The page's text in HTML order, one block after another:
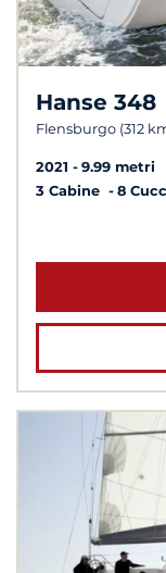
Hanse 348
Flensburgo (312
2021
9.99 metri
3 Cabine
8